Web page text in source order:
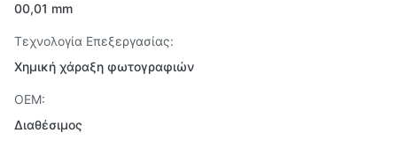
00,01 mm
Τεχνολογία Επεξεργασίας:
Χημική χάραξη φωτογραφιών
OEM:
Διαθέσιμος